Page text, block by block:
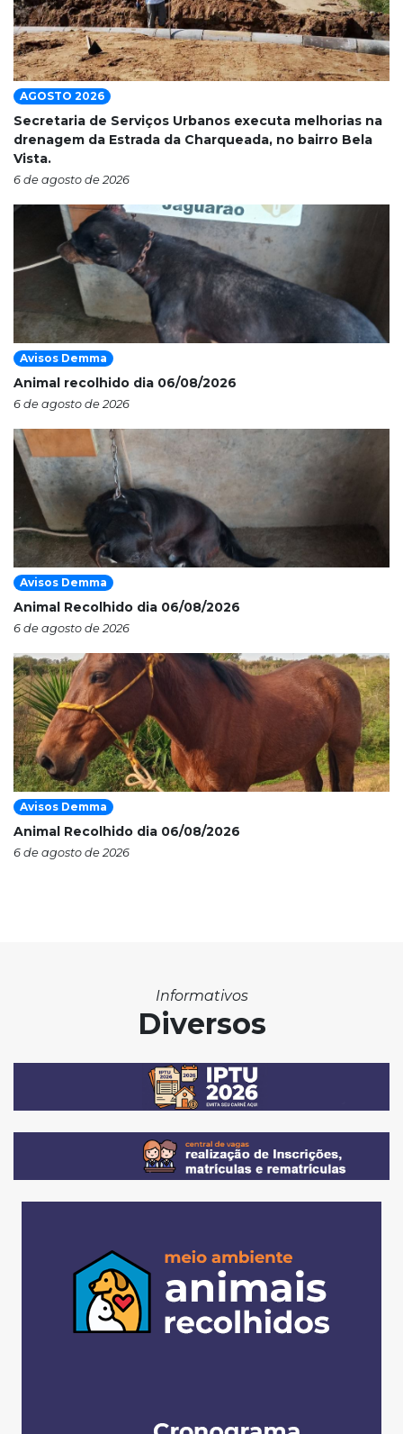
AGOSTO 2026
Secretaria de Serviços Urbanos executa melhorias na
drenagem da Estrada da Charqueada, no bairro Bela
Vista.
6 de agosto de 2026
Avisos Demma
Animal recolhido dia 06/08/2026
6 de agosto de 2026
Avisos Demma
Animal Recolhido dia 06/08/2026
6 de agosto de 2026
Avisos Demma
Animal Recolhido dia 06/08/2026
6 de agosto de 2026
Informativos
Diversos